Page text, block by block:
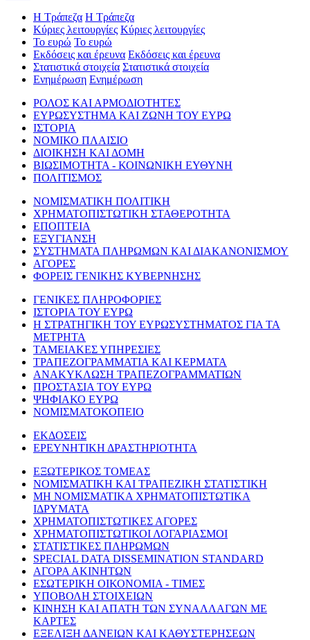
Η Τράπεζα Η Τράπεζα
Κύριες λειτουργίες Κύριες λειτουργίες
Το ευρώ Το ευρώ
Εκδόσεις και έρευνα Εκδόσεις και έρευνα
Στατιστικά στοιχεία Στατιστικά στοιχεία
Ενημέρωση Ενημέρωση
ΡΟΛΟΣ ΚΑΙ ΑΡΜΟΔΙΟΤΗΤΕΣ
ΕΥΡΩΣΥΣΤΗΜΑ ΚΑΙ ΖΩΝΗ ΤΟΥ ΕΥΡΩ
ΙΣΤΟΡΙΑ
ΝΟΜΙΚΟ ΠΛΑΙΣΙΟ
ΔΙΟΙΚΗΣΗ ΚΑΙ ΔΟΜΗ
ΒΙΩΣΙΜΟΤΗΤΑ - ΚΟΙΝΩΝΙΚΗ ΕΥΘΥΝΗ
ΠΟΛΙΤΙΣΜΟΣ
ΝΟΜΙΣΜΑΤΙΚΗ ΠΟΛΙΤΙΚΗ
ΧΡΗΜΑΤΟΠΙΣΤΩΤΙΚΗ ΣΤΑΘΕΡΟΤΗΤΑ
ΕΠΟΠΤΕΙΑ
ΕΞΥΓΙΑΝΣΗ
ΣΥΣΤΗΜΑΤΑ ΠΛΗΡΩΜΩΝ ΚΑΙ ΔΙΑΚΑΝΟΝΙΣΜΟΥ
ΑΓΟΡΕΣ
ΦΟΡΕΙΣ ΓΕΝΙΚΗΣ ΚΥΒΕΡΝΗΣΗΣ
ΓΕΝΙΚΕΣ ΠΛΗΡΟΦΟΡΙΕΣ
ΙΣΤΟΡΙΑ ΤΟΥ ΕΥΡΩ
Η ΣΤΡΑΤΗΓΙΚΗ ΤΟΥ ΕΥΡΩΣΥΣΤΗΜΑΤΟΣ ΓΙΑ ΤΑ
ΜΕΤΡΗΤΑ
ΤΑΜΕΙΑΚΕΣ ΥΠΗΡΕΣΙΕΣ
ΤΡΑΠΕΖΟΓΡΑΜΜΑΤΙΑ ΚΑΙ ΚΕΡΜΑΤΑ
ΑΝΑΚΥΚΛΩΣΗ ΤΡΑΠΕΖΟΓΡΑΜΜΑΤΙΩΝ
ΠΡΟΣΤΑΣΙΑ ΤΟΥ ΕΥΡΩ
ΨΗΦΙΑΚΟ ΕΥΡΩ
ΝΟΜΙΣΜΑΤΟΚΟΠΕΙΟ
ΕΚΔΟΣΕΙΣ
ΕΡΕΥΝΗΤΙΚΗ ΔΡΑΣΤΗΡΙΟΤΗΤΑ
ΕΞΩΤΕΡΙΚΟΣ ΤΟΜΕΑΣ
ΝΟΜΙΣΜΑΤΙΚΗ ΚΑΙ ΤΡΑΠΕΖΙΚΗ ΣΤΑΤΙΣΤΙΚΗ
ΜΗ ΝΟΜΙΣΜΑΤΙΚΑ ΧΡΗΜΑΤΟΠΙΣΤΩΤΙΚΑ
ΙΔΡΥΜΑΤΑ
ΧΡΗΜΑΤΟΠΙΣΤΩΤΙΚΕΣ ΑΓΟΡΕΣ
ΧΡΗΜΑΤΟΠΙΣΤΩΤΙΚΟΙ ΛΟΓΑΡΙΑΣΜΟΙ
ΣΤΑΤΙΣΤΙΚΕΣ ΠΛΗΡΩΜΩΝ
SPECIAL DATA DISSEMINATION STANDARD
ΑΓΟΡΑ ΑΚΙΝΗΤΩΝ
ΕΣΩΤΕΡΙΚΗ ΟΙΚΟΝΟΜΙΑ - ΤΙΜΕΣ
ΥΠΟΒΟΛΗ ΣΤΟΙΧΕΙΩΝ
ΚΙΝΗΣΗ ΚΑΙ ΑΠΑΤΗ ΤΩΝ ΣΥΝΑΛΛΑΓΩΝ ΜΕ
ΚΑΡΤΕΣ
ΕΞΕΛΙΞΗ ΔΑΝΕΙΩΝ ΚΑΙ ΚΑΘΥΣΤΕΡΗΣΕΩΝ